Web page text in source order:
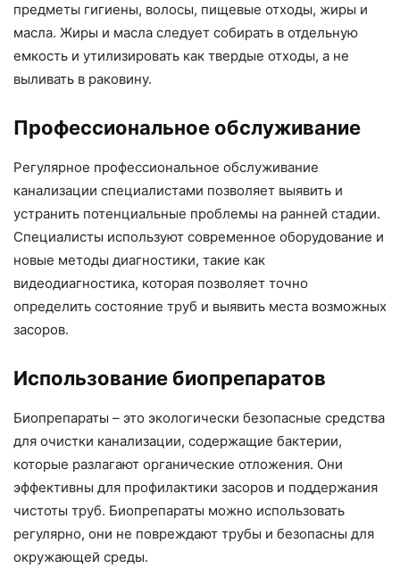
предметы гигиены, волосы, пищевые отходы, жиры и
масла. Жиры и масла следует собирать в отдельную
емкость и утилизировать как твердые отходы, а не
выливать в раковину.
Профессиональное обслуживание
Регулярное профессиональное обслуживание
канализации специалистами позволяет выявить и
устранить потенциальные проблемы на ранней стадии.
Специалисты используют современное оборудование и
новые методы диагностики, такие как
видеодиагностика, которая позволяет точно
определить состояние труб и выявить места возможных
засоров.
Использование биопрепаратов
Биопрепараты – это экологически безопасные средства
для очистки канализации, содержащие бактерии,
которые разлагают органические отложения. Они
эффективны для профилактики засоров и поддержания
чистоты труб. Биопрепараты можно использовать
регулярно, они не повреждают трубы и безопасны для
окружающей среды.